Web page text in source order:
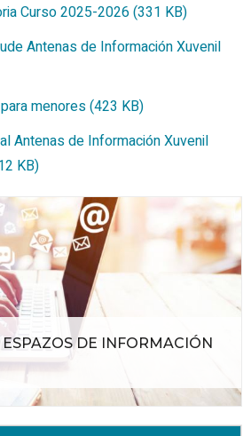
Curso 2025-2026 (331 KB)
Antenas de Información Xuvenil
menores (423 KB)
Antenas de Información Xuvenil
KB)
DE INFORMACIÓN